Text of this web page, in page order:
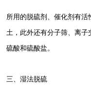
所用的脱硫剂、催化剂有
土，此外还有分子筛、离子
硫酸和硫酸盐。
三、湿法脱硫